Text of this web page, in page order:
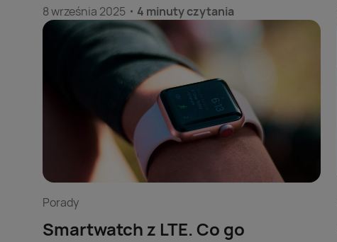
8 września 2025
4 minuty czytania
Porady
Smartwatch z LTE. Co go